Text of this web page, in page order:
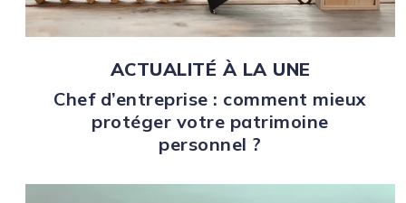
ACTUALITÉ À LA UNE
Chef d’entreprise : comment mieux
protéger votre patrimoine
personnel ?